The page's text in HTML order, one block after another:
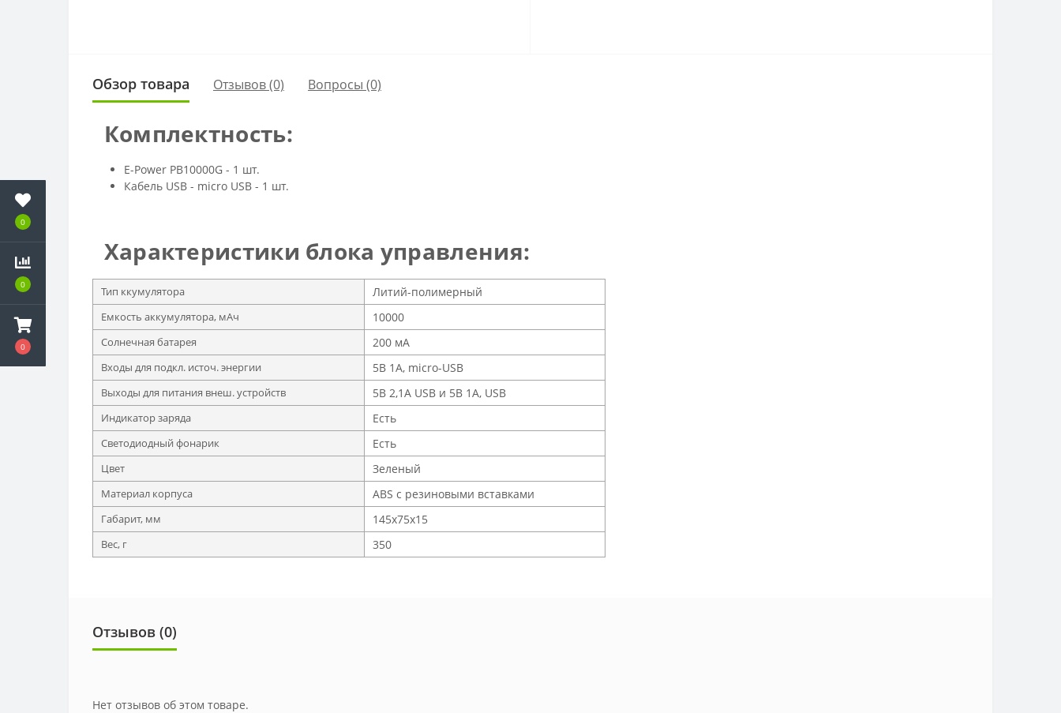
0
0
0
Обзор товара Отзывов (0) Вопросы (0)
Комплектность:
E-Power PB10000G - 1 шт.
Кабель USB - micro USB - 1 шт.
Характеристики блока управления:
Тип ккумулятора Литий-полимерный
Емкость аккумулятора, мАч 10000
Солнечная батарея 200 мА
Входы для подкл. источ. энергии 5В 1А, micro-USB
Выходы для питания внеш. устройств 5В 2,1А USB и 5В 1А, USB
Индикатор заряда Есть
Светодиодный фонарик Есть
Цвет Зеленый
Материал корпуса ABS с резиновыми вставками
Габарит, мм 145х75х15
Вес, г 350
Отзывов (0)
Нет отзывов об этом товаре.